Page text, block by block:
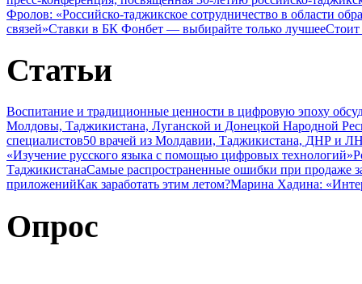
Фролов: «Российско-таджикское сотрудничество в области
связей»Ставки в БК Фонбет — выбирайте только лучшееСтоит
Статьи
Воспитание и традиционные ценности в цифровую эпоху
Молдовы, Таджикистана, Луганской и Донецкой Народной
специалистов50 врачей из Молдавии, Таджикистана, ДНР и
«Изучение русского языка с помощью цифровых технологий»
ТаджикистанаСамые распространенные ошибки при продаже
приложенийКак заработать этим летом?Марина Хадина:
Опрос